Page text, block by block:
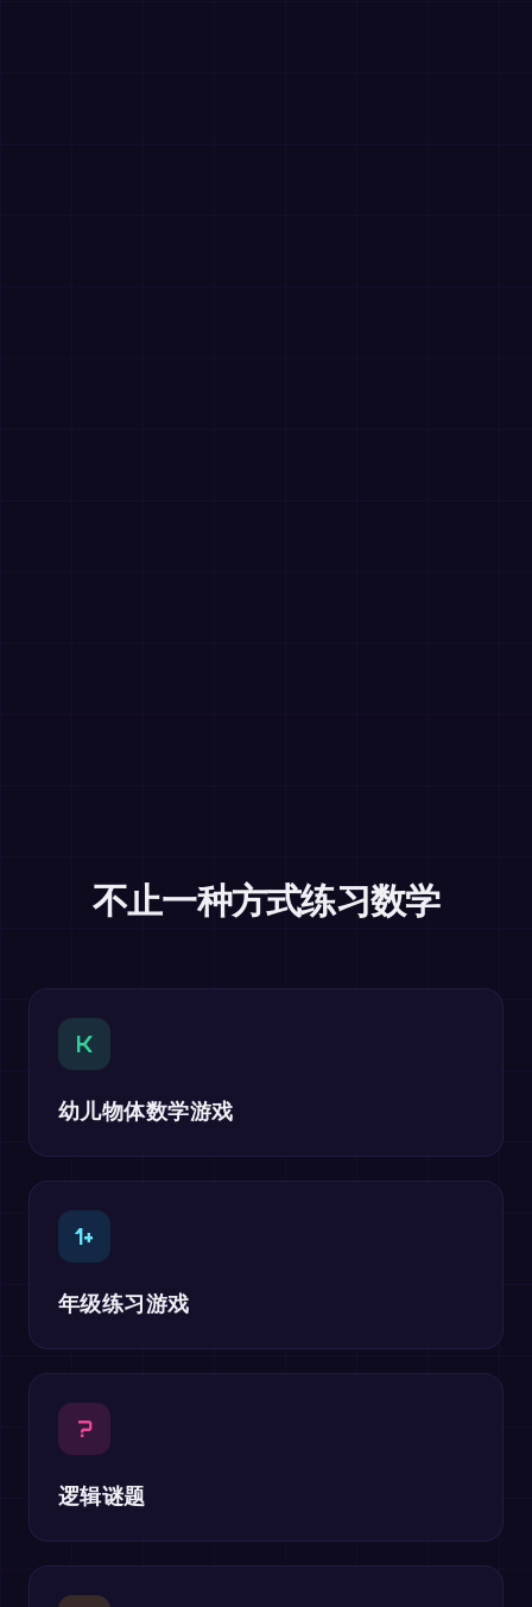
不止一种方式练习数学
K
幼儿物体数学游戏
1+
年级练习游戏
?
逻辑谜题